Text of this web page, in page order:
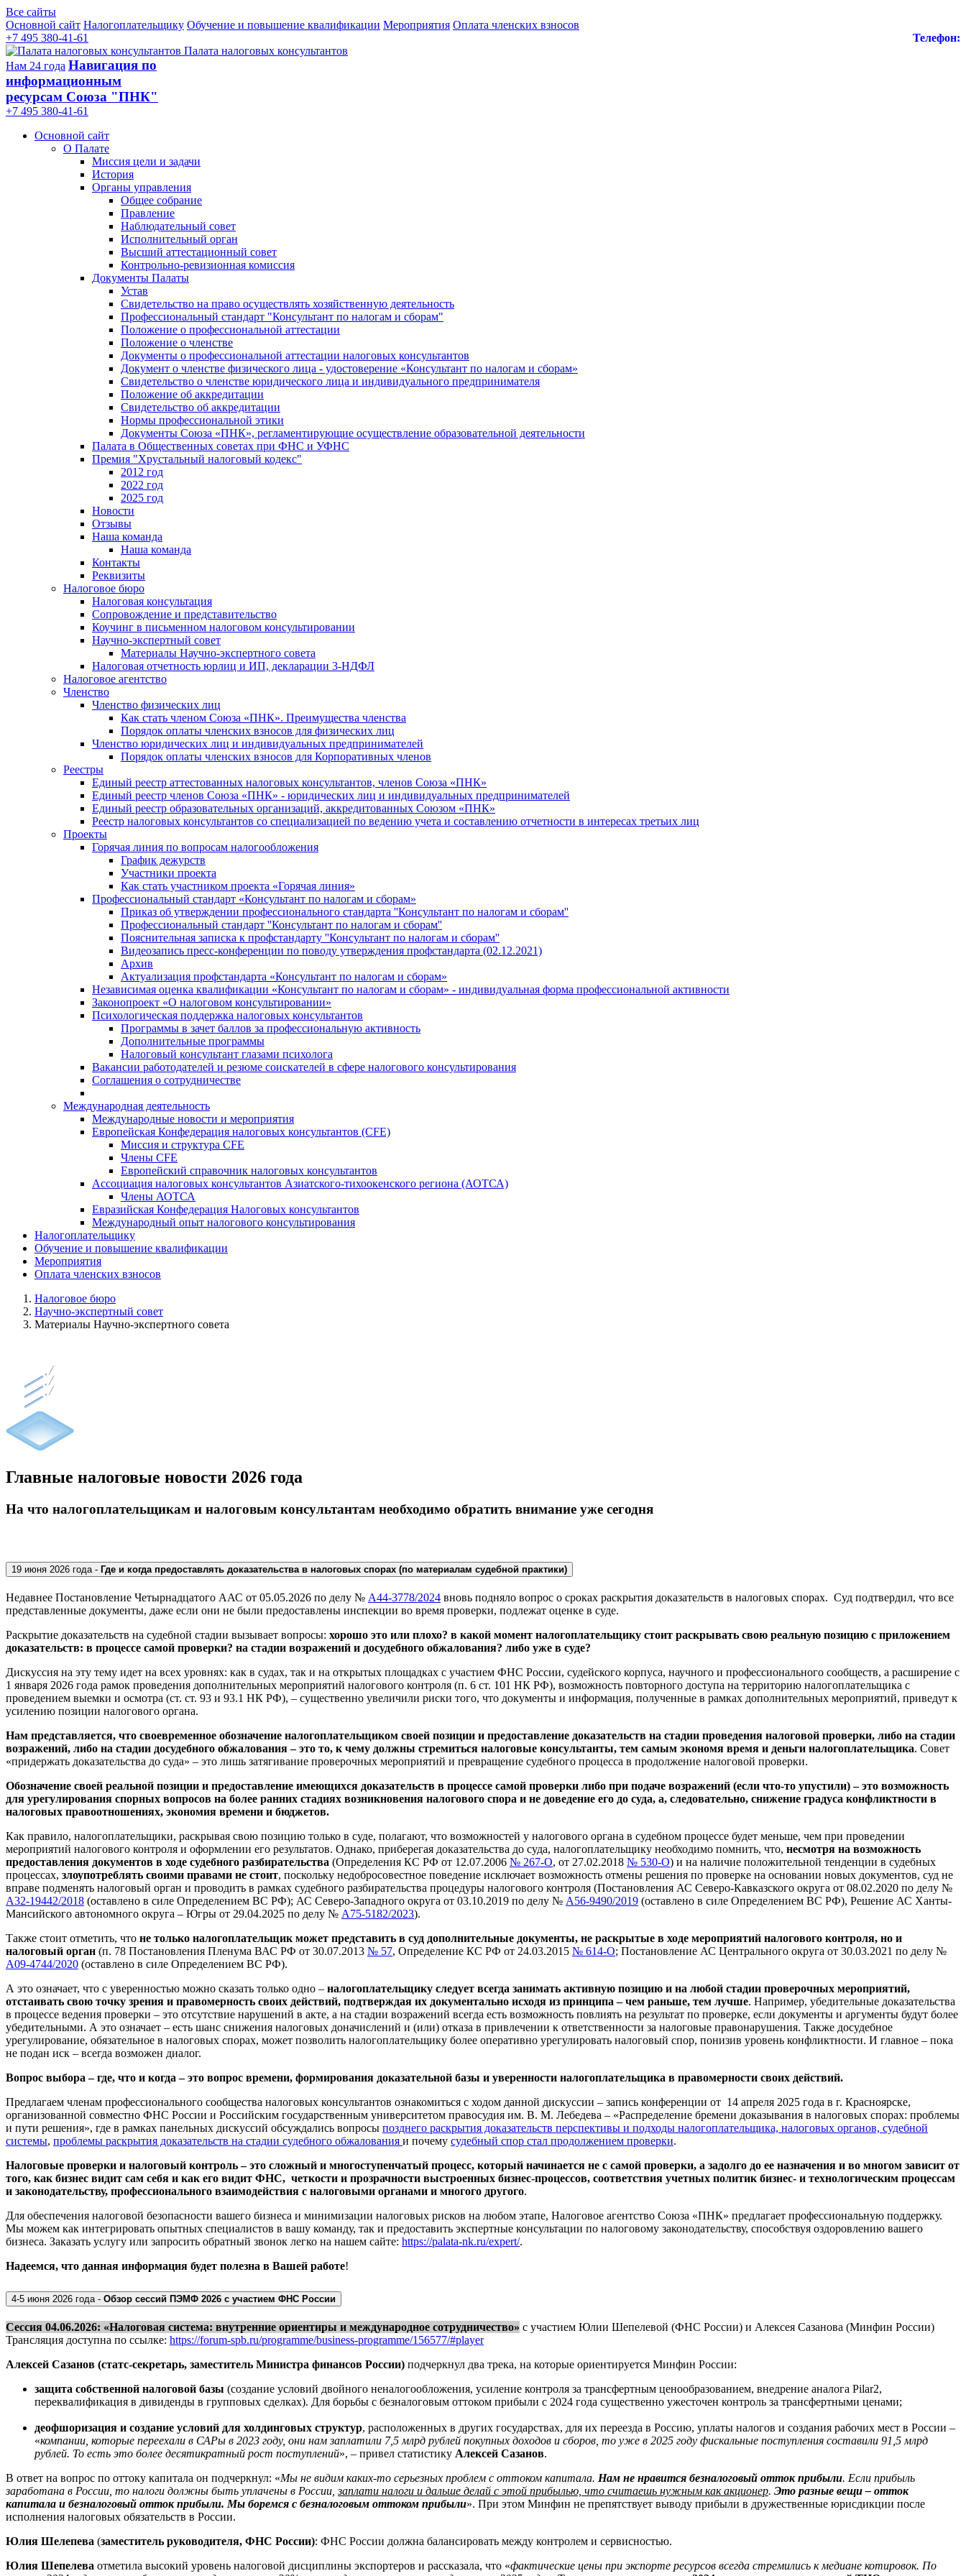
Все сайты
Основной сайт Налогоплательщику Обучение и повышение квалификации Мероприятия Оплата членских взносов
Телефон:
+7 495 380-41-61
Палата налоговых консультантов
Нам 24 года Навигация по
информационным
ресурсам Союза "ПНК"
+7 495 380‑41‑61
Основной сайт
О Палате
Миссия цели и задачи
История
Органы управления
Общее собрание
Правление
Наблюдательный совет
Исполнительный орган
Высший аттестационный совет
Контрольно-ревизионная комиссия
Документы Палаты
Устав
Свидетельство на право осуществлять хозяйственную деятельность
Профессиональный стандарт "Консультант по налогам и сборам"
Положение о профессиональной аттестации
Положение о членстве
Документы о профессиональной аттестации налоговых консультантов
Документ о членстве физического лица - удостоверение «Консультант по налогам и сборам»
Свидетельство о членстве юридического лица и индивидуального предпринимателя
Положение об аккредитации
Свидетельство об аккредитации
Нормы профессиональной этики
Документы Союза «ПНК», регламентирующие осуществление образовательной деятельности
Палата в Общественных советах при ФНС и УФНС
Премия "Хрустальный налоговый кодекс"
2012 год
2022 год
2025 год
Новости
Отзывы
Наша команда
Наша команда
Контакты
Реквизиты
Налоговое бюро
Налоговая консультация
Cопровождение и представительство
Коучинг в письменном налоговом консультировании
Научно-экспертный совет
Материалы Научно-экспертного совета
Налоговая отчетность юрлиц и ИП, декларации 3-НДФЛ
Налоговое агентство
Членство
Членство физических лиц
Как стать членом Союза «ПНК». Преимущества членства
Порядок оплаты членских взносов для физических лиц
Членство юридических лиц и индивидуальных предпринимателей
Порядок оплаты членских взносов для Корпоративных членов
Реестры
Единый реестр аттестованных налоговых консультантов, членов Союза «ПНК»
Единый реестр членов Союза «ПНК» - юридических лиц и индивидуальных предпринимателей
Единый реестр образовательных организаций, аккредитованных Союзом «ПНК»
Реестр налоговых консультантов со специализацией по ведению учета и составлению отчетности в интересах третьих лиц
Проекты
Горячая линия по вопросам налогообложения
График дежурств
Участники проекта
Как стать участником проекта «Горячая линия»
Профессиональный стандарт «Консультант по налогам и сборам»
Приказ об утверждении профессионального стандарта ''Консультант по налогам и сборам''
Профессиональный стандарт ''Консультант по налогам и сборам''
Пояснительная записка к профстандарту ''Консультант по налогам и сборам''
Видеозапись пресс-конференции по поводу утверждения профстандарта (02.12.2021)
Архив
Актуализация профстандарта «Консультант по налогам и сборам»
Независимая оценка квалификации «Консультант по налогам и сборам» - индивидуальная форма профессиональной активности
Законопроект «О налоговом консультировании»
Психологическая поддержка налоговых консультантов
Программы в зачет баллов за профессиональную активность
Дополнительные программы
Налоговый консультант глазами психолога
Вакансии работодателей и резюме соискателей в сфере налогового консультирования
Соглашения о сотрудничестве
Международная деятельность
Международные новости и мероприятия
Европейская Конфедерация налоговых консультантов (CFE)
Миссия и структура CFE
Члены CFE
Европейский справочник налоговых консультантов
Ассоциация налоговых консультантов Азиатского-тихоокенского региона (АОТСА)
Члены АОТСА
Евразийская Конфедерация Налоговых консультантов
Международный опыт налогового консультирования
Налогоплательщику
Обучение и повышение квалификации
Мероприятия
Оплата членских взносов
Налоговое бюро
Научно-экспертный совет
Материалы Научно-экспертного совета
Главные налоговые новости 2026 года
На что налогоплательщикам и налоговым консультантам необходимо обратить внимание уже сегодня
19 июня 2026 года - Где и когда предоставлять доказательства в налоговых спорах (по материалам судебной практики)
Недавнее Постановление Четырнадцатого ААС от 05.05.2026 по делу № А44-3778/2024 вновь подняло вопрос о сроках раскрытия доказательств в налоговых спорах. Суд подтвердил, что все
представленные документы, даже если они не были предоставлены инспекции во время проверки, подлежат оценке в суде.
Раскрытие доказательств на судебной стадии вызывает вопросы: хорошо это или плохо? в какой момент налогоплательщику стоит раскрывать свою реальную позицию с приложением
доказательств: в процессе самой проверки? на стадии возражений и досудебного обжалования? либо уже в суде?
Дискуссия на эту тему идет на всех уровнях: как в судах, так и на открытых площадках с участием ФНС России, судейского корпуса, научного и профессионального сообществ, а расширение с
1 января 2026 года рамок проведения дополнительных мероприятий налогового контроля (п. 6 ст. 101 НК РФ), возможность повторного доступа на территорию налогоплательщика с
проведением выемки и осмотра (ст. ст. 93 и 93.1 НК РФ), – существенно увеличили риски того, что документы и информация, полученные в рамках дополнительных мероприятий, приведут к
усилению позиции налогового органа.
Нам представляется, что своевременное обозначение налогоплательщиком своей позиции и предоставление доказательств на стадии проведения налоговой проверки, либо на стадии
возражений, либо на стадии досудебного обжалования – это то, к чему должны стремиться налоговые консультанты, тем самым экономя время и деньги налогоплательщика. Совет
«придержать доказательства до суда» – это лишь затягивание проверочных мероприятий и превращение судебного процесса в продолжение налоговой проверки.
Обозначение своей реальной позиции и предоставление имеющихся доказательств в процессе самой проверки либо при подаче возражений (если что-то упустили) – это возможность
для урегулирования спорных вопросов на более ранних стадиях возникновения налогового спора и не доведение его до суда, а, следовательно, снижение градуса конфликтности в
налоговых правоотношениях, экономия времени и бюджетов.
Как правило, налогоплательщики, раскрывая свою позицию только в суде, полагают, что возможностей у налогового органа в судебном процессе будет меньше, чем при проведении
мероприятий налогового контроля и оформлении его результатов. Однако, приберегая доказательства до суда, налогоплательщику необходимо помнить, что, несмотря на возможность
предоставления документов в ходе судебного разбирательства (Определения КС РФ от 12.07.2006 № 267-О, от 27.02.2018 № 530-О) и на наличие положительной тенденции в судебных
процессах, злоупотреблять своими правами не стоит, поскольку недобросовестное поведение исключает возможность отмены решения по проверке на основании новых документов, суд не
вправе подменять налоговый орган и проводить в рамках судебного разбирательства процедуры налогового контроля (Постановления АС Северо-Кавказского округа от 08.02.2020 по делу №
А32-19442/2018 (оставлено в силе Определением ВС РФ); АС Северо-Западного округа от 03.10.2019 по делу № А56-9490/2019 (оставлено в силе Определением ВС РФ), Решение АС Ханты-
Мансийского автономного округа – Югры от 29.04.2025 по делу № А75-5182/2023).
Также стоит отметить, что не только налогоплательщик может представить в суд дополнительные документы, не раскрытые в ходе мероприятий налогового контроля, но и
налоговый орган (п. 78 Постановления Пленума ВАС РФ от 30.07.2013 № 57, Определение КС РФ от 24.03.2015 № 614-О; Постановление АС Центрального округа от 30.03.2021 по делу №
А09-4744/2020 (оставлено в силе Определением ВС РФ).
А это означает, что с уверенностью можно сказать только одно – налогоплательщику следует всегда занимать активную позицию и на любой стадии проверочных мероприятий,
отстаивать свою точку зрения и правомерность своих действий, подтверждая их документально исходя из принципа – чем раньше, тем лучше. Например, убедительные доказательства
в процессе ведения проверки – это отсутствие нарушений в акте, а на стадии возражений всегда есть возможность повлиять на результат по проверке, если документы и аргументы будут более
убедительными. А это означает – есть шанс снижения налоговых доначислений и (или) отказа в привлечении к ответственности за налоговые правонарушения. Также досудебное
урегулирование, обязательное в налоговых спорах, может позволить налогоплательщику более оперативно урегулировать налоговый спор, понизив уровень конфликтности. И главное – пока
не подан иск – всегда возможен диалог.
Вопрос выбора – где, что и когда – это вопрос времени, формирования доказательной базы и уверенности налогоплательщика в правомерности своих действий.
Предлагаем членам профессионального сообщества налоговых консультантов ознакомиться с ходом данной дискуссии – запись конференции от 14 апреля 2025 года в г. Красноярске,
организованной совместно ФНС России и Российским государственным университетом правосудия им. В. М. Лебедева – «Распределение бремени доказывания в налоговых спорах: проблемы
и пути решения», где в рамках панельных дискуссий обсуждались вопросы позднего раскрытия доказательств перспективы и подходы налогоплательщика, налоговых органов, судебной
системы, проблемы раскрытия доказательств на стадии судебного обжалования и почему судебный спор стал продолжением проверки.
Налоговые проверки и налоговый контроль – это сложный и многоступенчатый процесс, который начинается не с самой проверки, а задолго до ее назначения и во многом зависит от
того, как бизнес видит сам себя и как его видит ФНС, четкости и прозрачности выстроенных бизнес-процессов, соответствия учетных политик бизнес- и технологическим процессам
и законодательству, профессионального взаимодействия с налоговыми органами и многого другого.
Для обеспечения налоговой безопасности вашего бизнеса и минимизации налоговых рисков на любом этапе, Налоговое агентство Союза «ПНК» предлагает профессиональную поддержку.
Мы можем как интегрировать опытных специалистов в вашу команду, так и предоставить экспертные консультации по налоговому законодательству, способствуя оздоровлению вашего
бизнеса. Заказать услугу или запросить обратный звонок легко на нашем сайте: https://palata-nk.ru/expert/.
Надеемся, что данная информация будет полезна в Вашей работе!
4-5 июня 2026 года - Обзор сессий ПЭМФ 2026 с участием ФНС России
Сессия 04.06.2026: «Налоговая система: внутренние ориентиры и международное сотрудничество» с участием Юлии Шепелевой (ФНС России) и Алексея Сазанова (Минфин России)
Трансляция доступна по ссылке: https://forum-spb.ru/programme/business-programme/156577/#player
Алексей Сазанов (статс-секретарь, заместитель Министра финансов России) подчеркнул два трека, на которые ориентируется Минфин России:
защита собственной налоговой базы (создание условий двойного неналогообложения, усиление контроля за трансфертным ценообразованием, внедрение аналога Pilar2,
переквалификация в дивиденды в групповых сделках). Для борьбы с безналоговым оттоком прибыли с 2024 года существенно ужесточен контроль за трансфертными ценами;
деофшоризация и создание условий для холдинговых структур, расположенных в других государствах, для их переезда в Россию, уплаты налогов и создания рабочих мест в России –
«компании, которые переехали в САРы в 2023 году, они нам заплатили 7,5 млрд рублей покупных доходов и сборов, то уже в 2025 году фискальные поступления составили 91,5 млрд
рублей. То есть это более десятикратный рост поступлений», – привел статистику Алексей Сазанов.
В ответ на вопрос по оттоку капитала он подчеркнул: «Мы не видим каких-то серьезных проблем с оттоком капитала. Нам не нравится безналоговый отток прибыли. Если прибыль
заработана в России, то налоги должны быть уплачены в России,заплати налоги и дальше делай с этой прибылью, что считаешь нужным как акционер. Это разные вещи – отток
капитала и безналоговый отток прибыли. Мы боремся с безналоговым оттоком прибыли». При этом Минфин не препятствует выводу прибыли в дружественные юрисдикции после
исполнения налоговых обязательств в России.
Юлия Шелепева (заместитель руководителя, ФНС России): ФНС России должна балансировать между контролем и сервисностью.
Юлия Шепелева отметила высокий уровень налоговой дисциплины экспортеров и рассказала, что «фактические цены при экспорте ресурсов всегда стремились к медиане котировок. По